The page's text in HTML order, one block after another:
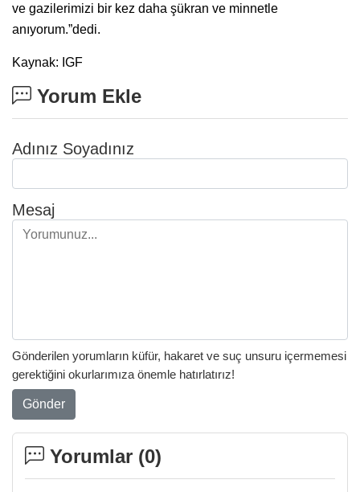
ve gazilerimizi bir kez daha şükran ve minnetle
anıyorum.”dedi.
Kaynak: IGF
Yorum Ekle
Adınız Soyadınız
Mesaj
Gönderilen yorumların küfür, hakaret ve suç unsuru içermemesi
gerektiğini okurlarımıza önemle hatırlatırız!
Gönder
Yorumlar (0)